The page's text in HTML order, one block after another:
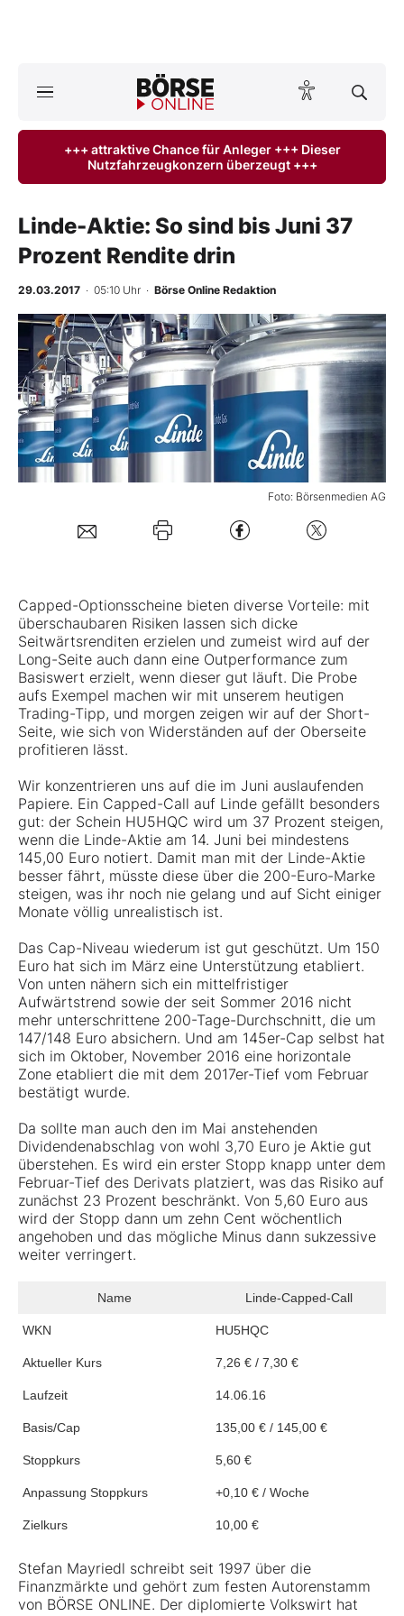
ktuelle Ausgabe BÖRSE ONLINE lesen
Anlageprodukte
Finanz-Check
BO-Musterdepots
Experten
Mein B:O
Kontakt
+++ attraktive Chance für Anleger +++ Dieser
Nutzfahrzeugkonzern überzeugt +++
Linde-Aktie: So sind bis Juni 37
Prozent Rendite drin
29.03.2017 · 05:10 Uhr · Börse Online Redaktion
Foto: Börsenmedien AG
Capped-Optionsscheine bieten diverse Vorteile: mit
überschaubaren Risiken lassen sich dicke
Seitwärtsrenditen erzielen und zumeist wird auf der
Long-Seite auch dann eine Outperformance zum
Basiswert erzielt, wenn dieser gut läuft. Die Probe
aufs Exempel machen wir mit unserem heutigen
Trading-Tipp, und morgen zeigen wir auf der Short-
Seite, wie sich von Widerständen auf der Oberseite
profitieren lässt.
Wir konzentrieren uns auf die im Juni auslaufenden
Papiere. Ein Capped-Call auf Linde gefällt besonders
gut: der Schein HU5HQC wird um 37 Prozent steigen,
wenn die Linde-Aktie am 14. Juni bei mindestens
145,00 Euro notiert. Damit man mit der Linde-Aktie
besser fährt, müsste diese über die 200-Euro-Marke
steigen, was ihr noch nie gelang und auf Sicht einiger
Monate völlig unrealistisch ist.
Das Cap-Niveau wiederum ist gut geschützt. Um 150
Euro hat sich im März eine Unterstützung etabliert.
Von unten nähern sich ein mittelfristiger
Aufwärtstrend sowie der seit Sommer 2016 nicht
mehr unterschrittene 200-Tage-Durchschnitt, die um
147/148 Euro absichern. Und am 145er-Cap selbst hat
sich im Oktober, November 2016 eine horizontale
Zone etabliert die mit dem 2017er-Tief vom Februar
bestätigt wurde.
Da sollte man auch den im Mai anstehenden
Dividendenabschlag von wohl 3,70 Euro je Aktie gut
überstehen. Es wird ein erster Stopp knapp unter dem
Februar-Tief des Derivats platziert, was das Risiko auf
zunächst 23 Prozent beschränkt. Von 5,60 Euro aus
wird der Stopp dann um zehn Cent wöchentlich
angehoben und das mögliche Minus dann sukzessive
weiter verringert.
Name Linde-Capped-Call
WKN HU5HQC
Aktueller Kurs 7,26 € / 7,30 €
Laufzeit 14.06.16
Basis/Cap 135,00 € / 145,00 €
Stoppkurs 5,60 €
Anpassung Stoppkurs +0,10 € / Woche
Zielkurs 10,00 €
Stefan Mayriedl schreibt seit 1997 über die
Finanzmärkte und gehört zum festen Autorenstamm
von BÖRSE ONLINE. Der diplomierte Volkswirt hat